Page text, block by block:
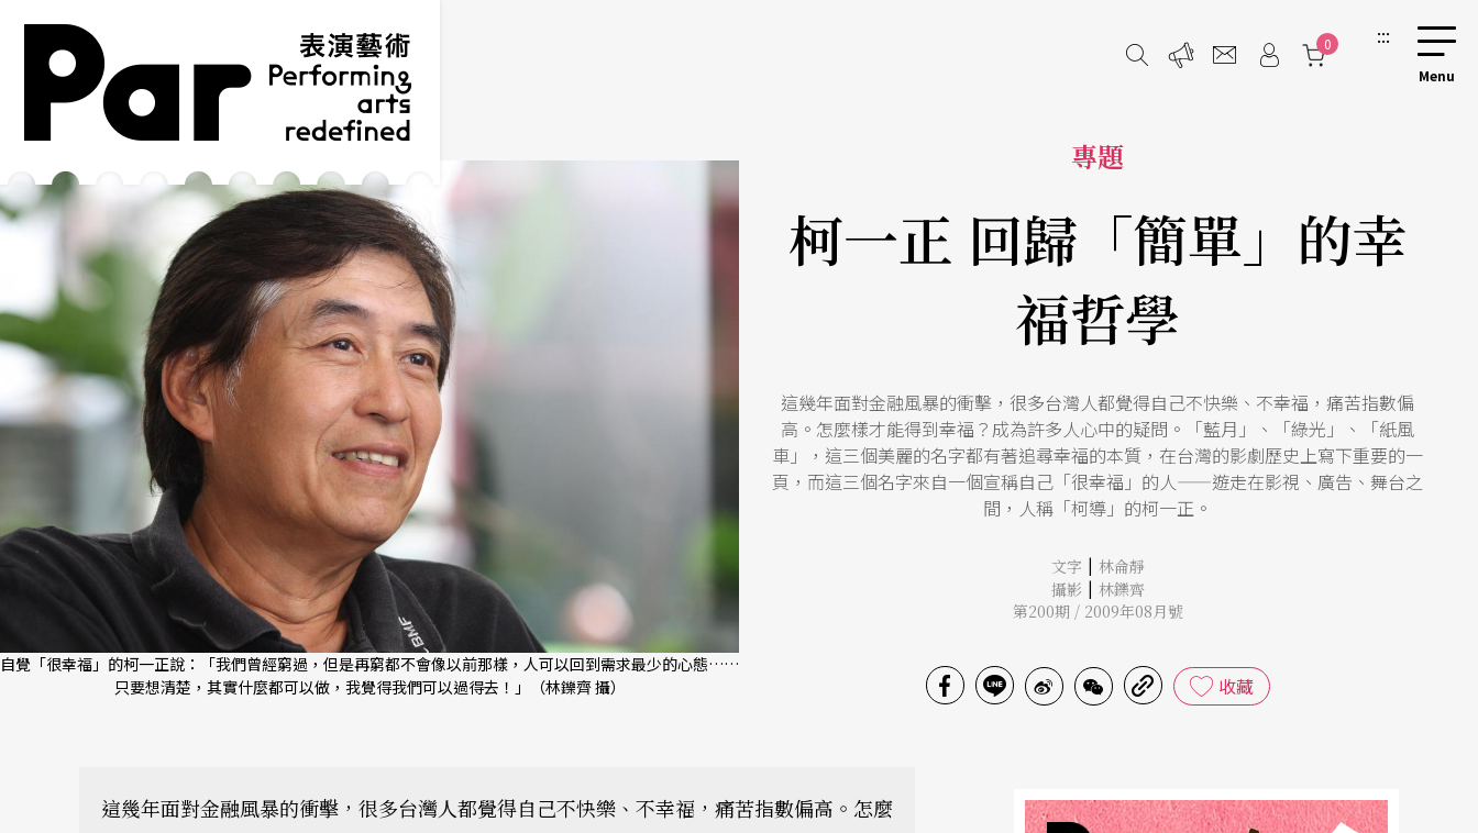
跳到主要內容區塊
網站導覽
0 :::
自覺「很幸福」的柯一正說：「我們曾經窮過，但是再窮都不會像以前那樣，人可以回到需求最少的心態……
只要想清楚，其實什麼都可以做，我覺得我們可以過得去！」（林鑠齊 攝）
專題
柯一正 回歸「簡單」的幸
福哲學
這幾年面對金融風暴的衝擊，很多台灣人都覺得自己不快樂、不幸福，痛苦指數偏
高。怎麼樣才能得到幸福？成為許多人心中的疑問。「藍月」、「綠光」、「紙風
車」，這三個美麗的名字都有著追尋幸福的本質，在台灣的影劇歷史上寫下重要的一
頁，而這三個名字來自一個宣稱自己「很幸福」的人——遊走在影視、廣告、舞台之
間，人稱「柯導」的柯一正。
文字 | 林侖靜
攝影 | 林鑠齊
第200期 / 2009年08月號
收藏
這幾年面對金融風暴的衝擊，很多台灣人都覺得自己不快樂、不幸福，痛苦指數偏高。怎麼